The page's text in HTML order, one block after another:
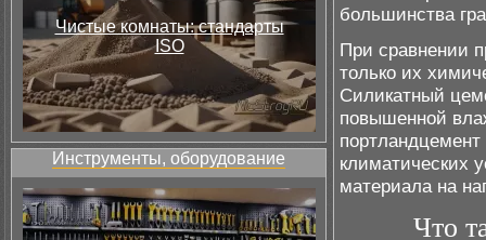
Чистые комнаты: стандарты
ISO
Инструменты, оборудование
большинства
При сравнении
только их
Силикатный
повышенной
климатических
материала на
Что